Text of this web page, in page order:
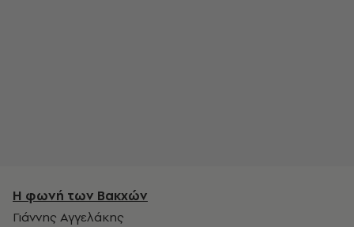
Η φωνή των Βακχών
Γιάννης Αγγελάκης